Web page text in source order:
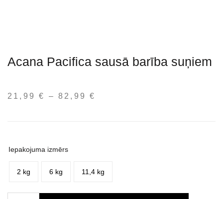
Acana Pacifica sausā barība suņiem
21,99€ – 82,99€
Iepakojuma izmērs
2 kg 6 kg 11,4 kg